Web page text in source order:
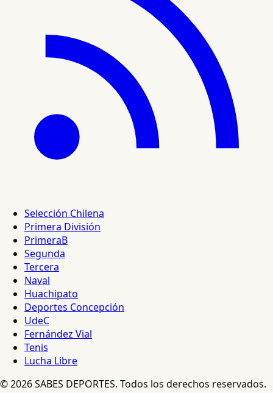
Selección Chilena
Primera División
PrimeraB
Segunda
Tercera
Naval
Huachipato
Deportes Concepción
UdeC
Fernández Vial
Tenis
Lucha Libre
© 2026 SABES DEPORTES. Todos los derechos reservados.